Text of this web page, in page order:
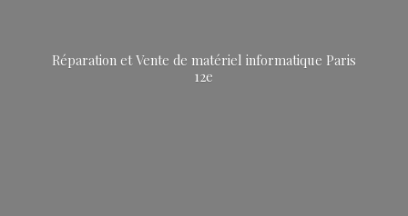
Réparation et Vente de matériel informatique Paris
12e